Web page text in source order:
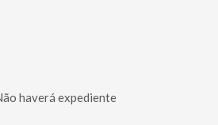
haverá expediente